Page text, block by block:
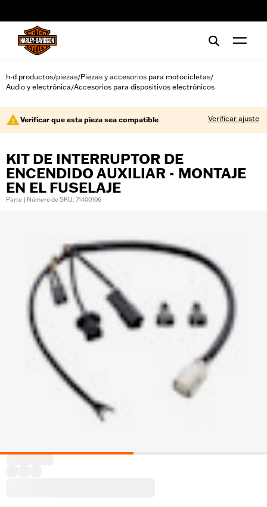
h-d productos/piezas/Piezas y accesorios para motocicletas/
Audio y electrónica/Accesorios para dispositivos electrónicos
Verificar que esta pieza sea compatible Verificar ajuste
KIT DE INTERRUPTOR DE
ENCENDIDO AUXILIAR - MONTAJE
EN EL FUSELAJE
Parte | Número de SKU: 71400106